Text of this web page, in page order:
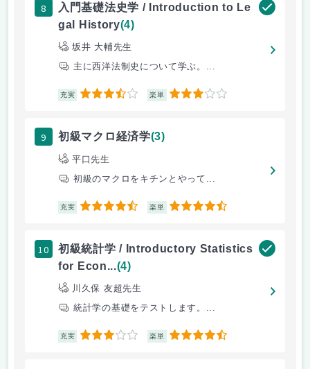
8
入門基礎法史学 / Introduction to Le
gal History(4)
坂井 大輔先生
主に西洋法制史について学ぶ。...
充実 3.5 楽単 3
9 初級マクロ経済学(3)
平口先生
初級のマクロをキチンとやって...
充実 4.5 楽単 4.5
10
初級統計学 / Introductory Statistics
for Econ...(4)
川久保 友超先生
統計学の基礎をテストします。...
充実 3 楽単 4.5